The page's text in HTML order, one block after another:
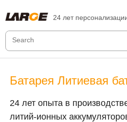
24 лет
Батарея Литиевая
24 лет опыта в
литий-ионных